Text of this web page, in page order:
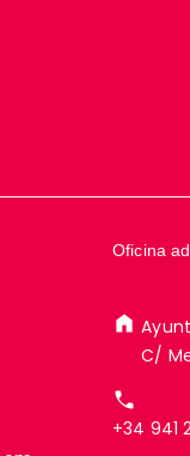
Oficina
C/
+34 941